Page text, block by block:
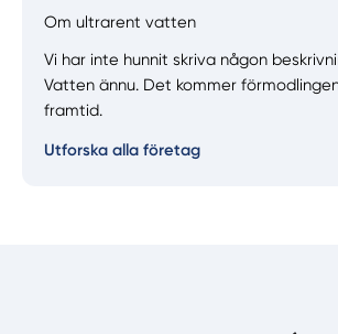
Manuellt Få hjälp
Om ultrarent vatten
Vi har inte hunnit skriva någon
Vatten ännu. Det kommer
framtid.
Utforska alla företag